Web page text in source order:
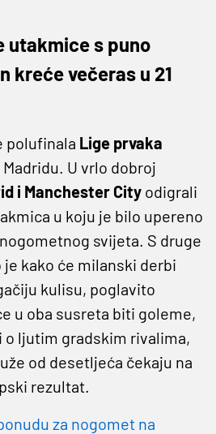
utakmice s puno
kreće večeras u 21
polufinala Lige prvaka
U vrlo dobroj
i Manchester City odigrali
u koju je bilo upereno
svijeta. S druge
kako će milanski derbi
kulisu, poglavito
u oba susreta biti goleme,
o ljutim gradskim rivalima,
od desetljeća čekaju na
rezultat.
za nogomet na